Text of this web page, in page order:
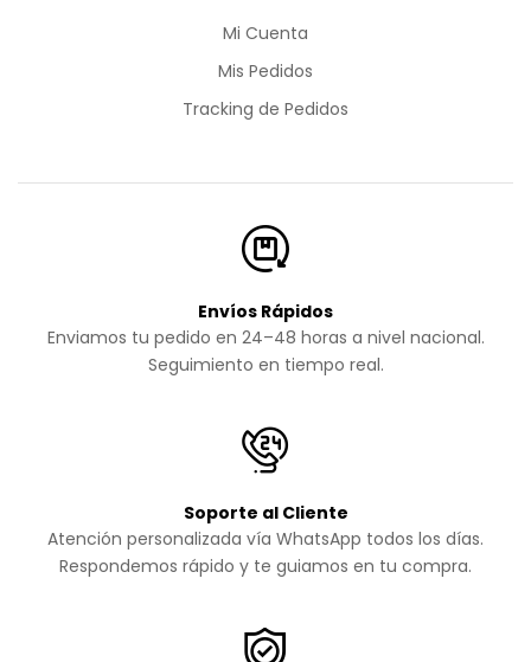
Mi Cuenta
Mis Pedidos
Tracking de Pedidos
Envíos Rápidos
Enviamos tu pedido en 24–48 horas a nivel nacional.
Seguimiento en tiempo real.
Soporte al Cliente
Atención personalizada vía WhatsApp todos los días.
Respondemos rápido y te guiamos en tu compra.